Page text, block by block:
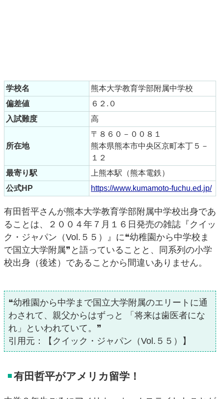
学校名
熊本大学教育学部附属中学校
偏差値
６２.０
入試難度
高
所在地
〒８６０－００８１
熊本県熊本市中央区京町本丁５－
１２
最寄り駅
上熊本駅（熊本電鉄）
公式HP
https://www.kumamoto-fuchu.ed.jp/
有田哲平さんが熊本大学教育学部附属中学校出身であ
ることは、２００４年７月１６日発売の雑誌『クイッ
ク・ジャパン（Vol.５５）』に❝幼稚園から中学校ま
で国立大学附属❞と語っていることと、同系列の小学
校出身（後述）であることから間違いありません。
❝幼稚園から中学まで国立大学附属のエリートに通
わされて、親父からはずっと 「将来は歯医者にな
れ」といわれていて。❞
引用元：【クイック・ジャパン（Vol.５５）】
有田哲平がアメリカ留学！